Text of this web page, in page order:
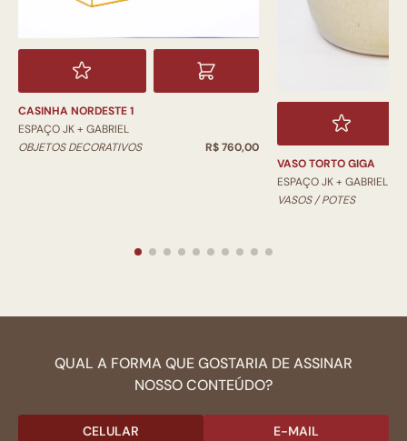
CASINHA NORDESTE 1
ESPAÇO JK + GABRIEL
OBJETOS DECORATIVOS
R$ 760,00
VASO TORTO GIGA
ESPAÇO JK + GABRIEL
VASOS / POTES
QUAL A FORMA QUE GOSTARIA DE ASSINAR
NOSSO CONTEÚDO?
CELULAR E-MAIL